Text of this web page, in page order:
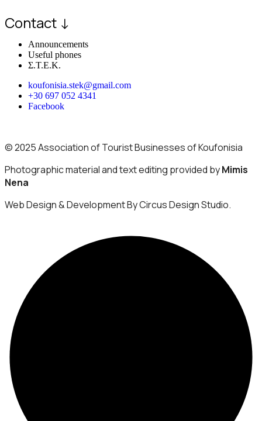
Contact ↓
Announcements
Useful phones
Σ.Τ.Ε.Κ.
koufonisia.stek@gmail.com
+30 697 052 4341
Facebook
© 2025 Association of Tourist Businesses of Koufonisia
Photographic material and text editing provided byMimis
Nena
Web Design & Development By Circus Design Studio.